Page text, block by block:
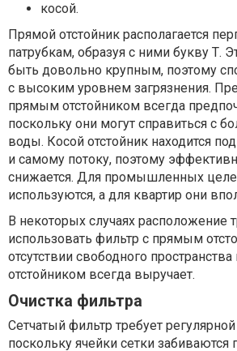
косой.
Прямой отстойник располагается
патрубкам, образуя с ними букву Т.
быть довольно крупным, поэтому
с высоким уровнем загрязнения.
прямым отстойником всегда
поскольку они могут справиться с
воды. Косой отстойник находится
и самому потоку, поэтому
снижается. Для промышленных
используются, а для квартир они
В некоторых случаях расположение
использовать фильтр с прямым
отсутствии свободного
отстойником всегда выручает.
Очистка фильтра
Сетчатый фильтр требует регулярной
поскольку ячейки сетки забиваются